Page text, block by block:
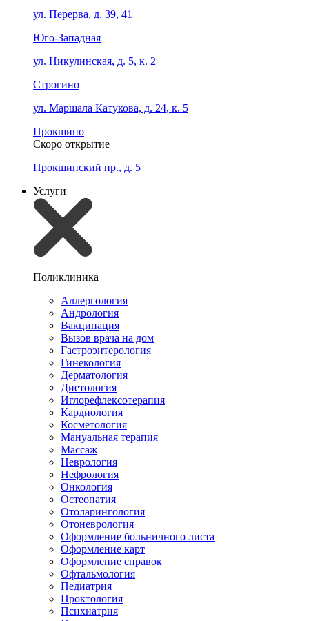
ул. Перерва, д. 39, 41
Юго-Западная
ул. Никулинская, д. 5, к. 2
Строгино
ул. Маршала Катукова, д. 24, к. 5
Прокшино
Скоро открытие
Прокшинский пр., д. 5
Услуги
Поликлиника
Аллергология
Андрология
Вакцинация
Вызов врача на дом
Гастроэнтерология
Гинекология
Дерматология
Диетология
Иглорефлексотерапия
Кардиология
Косметология
Мануальная терапия
Массаж
Неврология
Нефрология
Онкология
Остеопатия
Отоларингология
Отоневрология
Оформление больничного листа
Оформление карт
Оформление справок
Офтальмология
Педиатрия
Проктология
Психиатрия